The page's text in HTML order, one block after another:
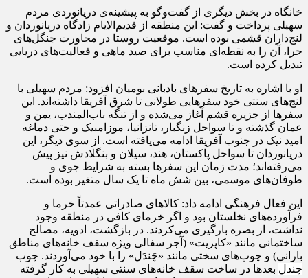
خانگاه در بخش دیگری از گفت‌وگو به پیشینه‌ی دریانوردی مردم
سهیلی پرداخت و گفت: این منطقه از قدیم‌الایام زادگاه دریانوردان و
لنج‌داران قشمی بوده است. موقعیت روستا در مجاورت جنگل‌های
حرا ، آن را به نقطه‌ای مناسب برای صید ماهی و فعالیت‌های دریایی
تبدیل کرده است.
او با اشاره به تاریخ سفرهای بادبانی بومیان افزود: مردم سهیلی با
لنج‌های سنتی خود سفرهایی طولانی تا شرق آفریقا داشته‌اند. این
سفرها از جزیره قشم آغاز می‌شده و از تنگه باب‌المندب، یمن و
عمان گذشته و تا سواحل زنگبار، تانزانیا، موزامبیک و حتی دماغه
امید نیک در جنوب آفریقا ادامه می‌یافته است. از سوی دیگر، این
دریانوردان تا سواحل پاکستان، هند، سیلان و بنگلادش نیز پیش
می‌رفته‌اند؛ مدت زمان این سفرها بسته به شرایط جوی و
طوفان‌های موسمی، بین شش ماه تا یک سال متغیر بوده است.
این فعال فرهنگی ادامه داد: کالاهای صادراتی عمدتاً خرما و
فرآورده‌های نخلستان بود و اگر خرمای کافی در منطقه وجود
نداشت، از بصره بارگیری می‌کردند. در بازگشت، ادویه، مصالح
ساختمانی مانند «کاپریت» (آجر سفالی ویژه سقف خانه‌های مناطق
بارانی) و چوب‌های سختی مانند «چَندَل» را با خود می‌آوردند. چوب
چندل بعدها در ساخت سقف خانه‌های سنتی سهیلی به کار گرفته